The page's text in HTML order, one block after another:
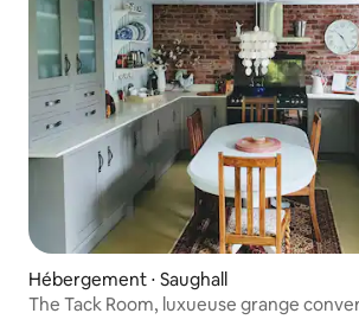
Hébergement ⋅ Saughall
The Tack Room, luxueuse grange